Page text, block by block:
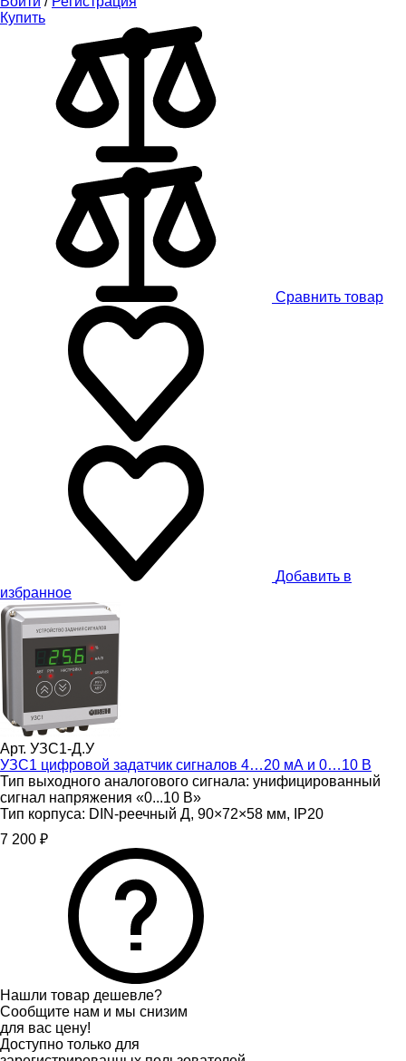
Купить
Сравнить товар
Добавить в
избранное
Арт. УЗС1-Д.У
УЗС1 цифровой задатчик сигналов 4…20 мА и 0…10 В
Тип выходного аналогового сигнала: унифицированный
сигнал напряжения «0...10 В»
Тип корпуса: DIN-реечный Д, 90×72×58 мм, IP20
7 200 ₽
Нашли товар дешевле?
Сообщите нам и мы снизим
для вас цену!
Доступно только для